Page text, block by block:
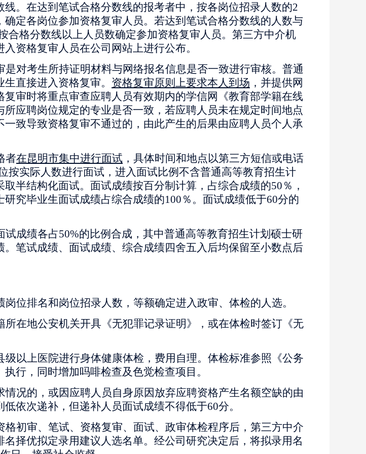
。在达到笔试合格分数线的报考者中，按各岗位招录人数的2
定各岗位参加资格复审人员。若达到笔试合格分数线的人数与
合格分数线以上人员数确定参加资格复审人员。第三方中介机
资格复审人员在公司网站上进行公布。
是对考生所持证明材料与网络报名信息是否一致进行审核。普通
直接进入资格复审。 资格复审原则上要求本人到场 ，并提供网
审时将重点审查应聘人员有效期内的学信网《教育部学籍在线
应聘岗位规定的专业是否一致，若应聘人员未在规定时间地点
致导致资格复审不通过的，由此产生的后果由应聘人员个人承
者在昆明市集中进行面试 ，具体时间和地点以第三方短信或电话
按实际人数进行面试，进入面试比例不含普通高等教育招生计
半结构化面试。面试成绩按百分制计算，占综合成绩的50％，
究毕业生面试成绩占综合成绩的100％。面试成绩低于60分的
试成绩各占50%的比例合成，其中普通高等教育招生计划硕士研
笔试成绩、面试成绩、综合成绩四舍五入后均保留至小数点后
位排名和岗位招录人数，等额确定进入政审、体检的人选。
所在地公安机关开具《无犯罪记录证明》，或在体检时签订《无
级以上医院进行身体健康体检，费用自理。体检标准参照《公务
行，同时增加吗啡检查及色觉检查项目。
情况的，或因应聘人员自身原因放弃应聘资格产生名额空缺的由
依次递补，但递补人员面试成绩不得低于60分。
格初审、笔试、资格复审、面试、政审体检程序后，第三方中介
择优拟定录用建议人选名单。经公司研究决定后，将拟录用名